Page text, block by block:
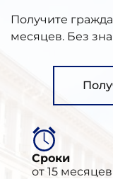
Получите
месяцев. Без
Сроки
от 15 месяцев